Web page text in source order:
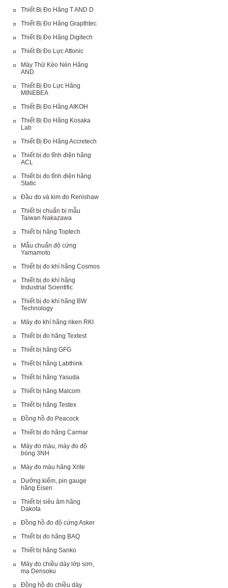
Thiết Bị Đo Hãng T AND D
Thiết Bị Đo Hãng Grapthtec
Thiết Bị Đo Hãng Digitech
Thiết Bị Đo Lực Attonic
Máy Thử Kéo Nén Hãng
AND
Thiết Bị Đo Lực Hãng
MINEBEA
Thiết Bị Đo Hãng AIKOH
Thiết Bị Đo Hãng Kosaka
Lab
Thiết Bị Đo Hãng Accretech
Thiết bị đo tĩnh điện hãng
ACL
Thiết bị đo tĩnh điện hãng
Static
Đầu đo và kim đo Renishaw
Thiết bị chuẩn bị mẫu
Taiwan Nakazawa
Thiết bị hãng Toptech
Mẫu chuẩn độ cứng
Yamamoto
Thiết bị đo khí hãng Cosmos
Thiết bị đo khí hãng
Industrial Scientific
Thiết bị đo khí hãng BW
Technology
Máy đo khí hãng riken RKI
Thiết bị đo hãng Textest
Thiết bị hãng GFG
Thiết bị hãng Labthink
Thiết bị hãng Yasuda
Thiết bị hãng Malcom
Thiết bị hãng Testex
Đồng hồ đo Peacock
Thiết bị đo hãng Carmar
Máy đo màu, máy đo độ
bóng 3NH
Máy đo màu hãng Xrite
Dưỡng kiểm, pin gauge
hãng Eisen
Thiết bị siêu âm hãng
Dakota
Đồng hồ đo độ cứng Asker
Thiết bị đo hãng BAQ
Thiết bị hãng Sanko
Máy đo chiều dày lớp sơn,
mạ Densoku
Đồng hồ đo chiều dày